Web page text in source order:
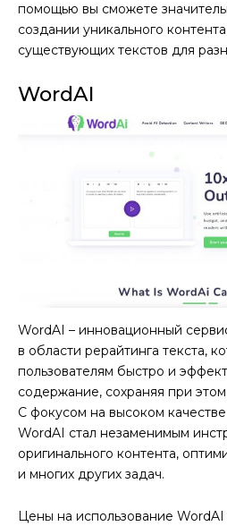
помощью вы сможете
создании уникального
существующих текстов для
WordAI
WordAI – инновационный
в области рерайтинга текста,
пользователям быстро и
содержание, сохраняя при
С фокусом на высоком
WordAI стал незаменимым
оригинального контента,
и многих других задач.
Цены на использование WordAI